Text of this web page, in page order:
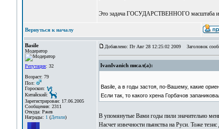
Это задача ГОСУДАРСТВЕННОГО масштаба и
Вернуться к началу
Basile
Модератор
Репутация: 32
Возраст: 79
Пол:
Гороскоп:
Китайский:
Зарегистрирован: 17.06.2005
Сообщения: 2311
Откуда: Ржев
Награды: 1 (Детали)
Добавлено: Пт Авг 28 12:25:02 2009 Заголовок
IvanIvanich писал(а):
Basile, а в годы застоя, по-Вашему, какие
Если так, то какого хрена Горбачов
В упомянутые Вами годы пили значительно
Насчет извечности пьянства на Руси. Тоже